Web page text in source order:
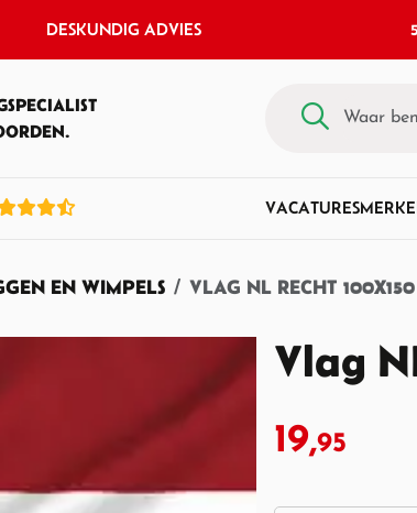
DESKUNDIG ADVIES
VACATURES
EN WIMPELS VLAG NL RECHT 100X150
Vlag
19,95